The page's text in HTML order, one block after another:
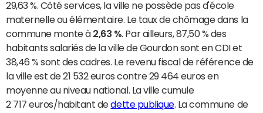
29,63 %. Côté services, la ville ne possède pas d'école
maternelle ou élémentaire. Le taux de chômage dans la
commune monte à 2,63 %. Par ailleurs, 87,50 % des
habitants salariés de la ville de Gourdon sont en CDI et
38,46 % sont des cadres. Le revenu fiscal de référence de
la ville est de 21 532 euros contre 29 464 euros en
moyenne au niveau national. La ville cumule
2 717 euros/habitant dedette publique. La commune de